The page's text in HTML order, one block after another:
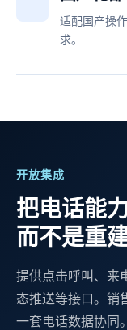
适配国产操
求。
开放集成
把电话能
而不是重
提供点击呼叫、来
态推送等接口。销
一套电话数据协同。